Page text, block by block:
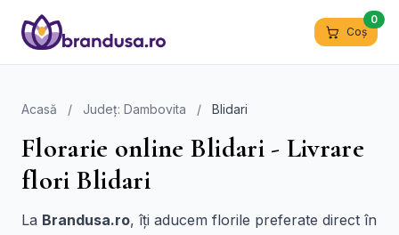
Coș
0
Acasă / Județ: Dambovita / Blidari
Florarie online Blidari - Livrare
flori Blidari
La Brandusa.ro, îți aducem florile preferate direct în